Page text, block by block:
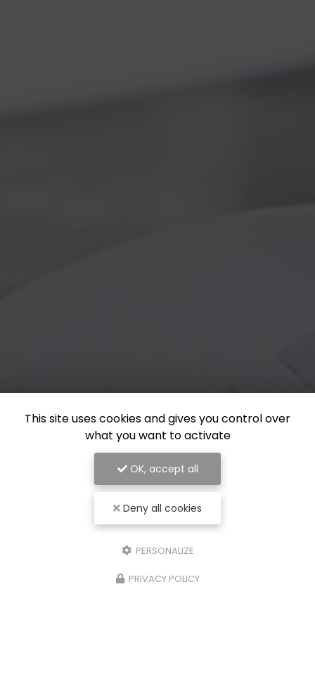
This site uses cookies and gives you control over
what you want to activate
OK, accept all
Deny all cookies
PERSONALIZE
PRIVACY POLICY